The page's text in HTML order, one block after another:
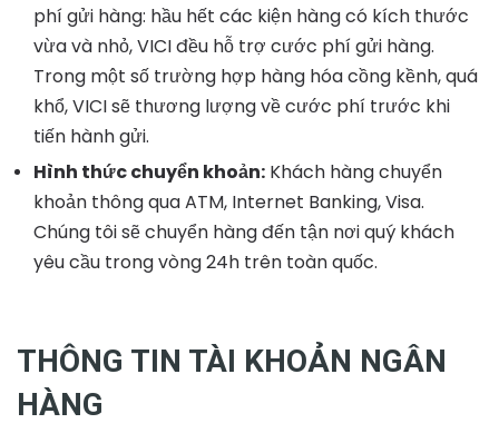
phí gửi hàng: hầu hết các kiện hàng có kích thước
vừa và nhỏ, VICI đều hỗ trợ cước phí gửi hàng.
Trong một số trường hợp hàng hóa cồng kềnh, quá
khổ, VICI sẽ thương lượng về cước phí trước khi
tiến hành gửi.
Hình thức chuyển khoản: Khách hàng chuyển
khoản thông qua ATM, Internet Banking, Visa.
Chúng tôi sẽ chuyển hàng đến tận nơi quý khách
yêu cầu trong vòng 24h trên toàn quốc.
THÔNG TIN TÀI KHOẢN NGÂN
HÀNG